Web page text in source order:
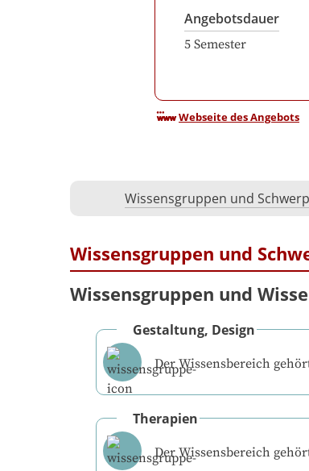
Angebotsdauer
5 Semester
Webseite des Angebots
Wissensgruppen und
Wissensgruppen und
Wissensgruppen und
Gestaltung, Design
Der Wissensbereich
Therapien
Der Wissensbereich